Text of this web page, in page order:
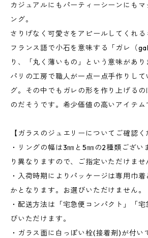
カジュアルにもパーティーシーンにもマ
ング。
さりげなく可愛さをアピールしてくれる
フランス語で小石を意味する「ガレ（
り、「丸く薄いもの」という意味があり
パリの工房で職人が一点一点手作りして
グ。その中でもガレの形を作り上げる
のだそうです。希少価値の高いアイテム
【ガラスのジュエリーについてご確認く
・リングの幅は3㎜と5㎜の2種類ござい
り異なりますので、ご指定いただけませ
・入荷時期によりパッケージは専用巾
かとなります。お選びいただけません。
・配送方法は「宅急便コンパクト」「
びいただけます。
・ガラス面に白っぽい栓(接着剤)が付い